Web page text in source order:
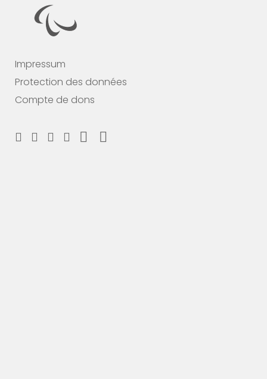
Impressum
Protection des données
Compte de dons